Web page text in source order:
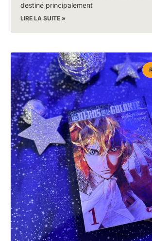
destiné principalement
LIRE LA SUITE »